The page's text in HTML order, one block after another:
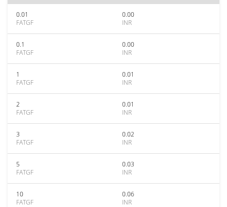
0.01
FATGF
0.00
INR
0.1
FATGF
0.00
INR
1
FATGF
0.01
INR
2
FATGF
0.01
INR
3
FATGF
0.02
INR
5
FATGF
0.03
INR
10
FATGF
0.06
INR